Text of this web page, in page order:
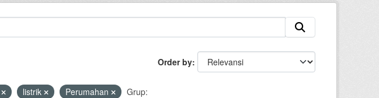
Order by
listrik Perumahan
Grup: